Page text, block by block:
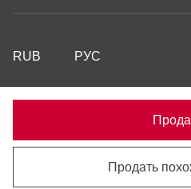
Продать
RUB РУС